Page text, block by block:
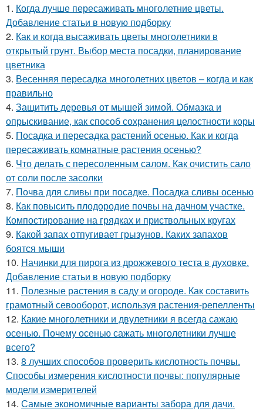
1. Когда лучше пересаживать многолетние цветы.
Добавление статьи в новую подборку
2. Как и когда высаживать цветы многолетники в
открытый грунт. Выбор места посадки, планирование
цветника
3. Весенняя пересадка многолетних цветов – когда и как
правильно
4. Защитить деревья от мышей зимой. Обмазка и
опрыскивание, как способ сохранения целостности коры
5. Посадка и пересадка растений осенью. Как и когда
пересаживать комнатные растения осенью?
6. Что делать с пересоленным салом. Как очистить сало
от соли после засолки
7. Почва для сливы при посадке. Посадка сливы осенью
8. Как повысить плодородие почвы на дачном участке.
Компостирование на грядках и приствольных кругах
9. Какой запах отпугивает грызунов. Каких запахов
боятся мыши
10. Начинки для пирога из дрожжевого теста в духовке.
Добавление статьи в новую подборку
11. Полезные растения в саду и огороде. Как составить
грамотный севооборот, используя растения-репелленты
12. Какие многолетники и двулетники я всегда сажаю
осенью. Почему осенью сажать многолетники лучше
всего?
13. 8 лучших способов проверить кислотность почвы.
Способы измерения кислотности почвы: популярные
модели измерителей
14. Самые экономичные варианты забора для дачи.